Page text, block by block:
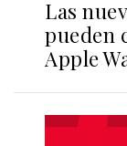
Las
pueden
Apple